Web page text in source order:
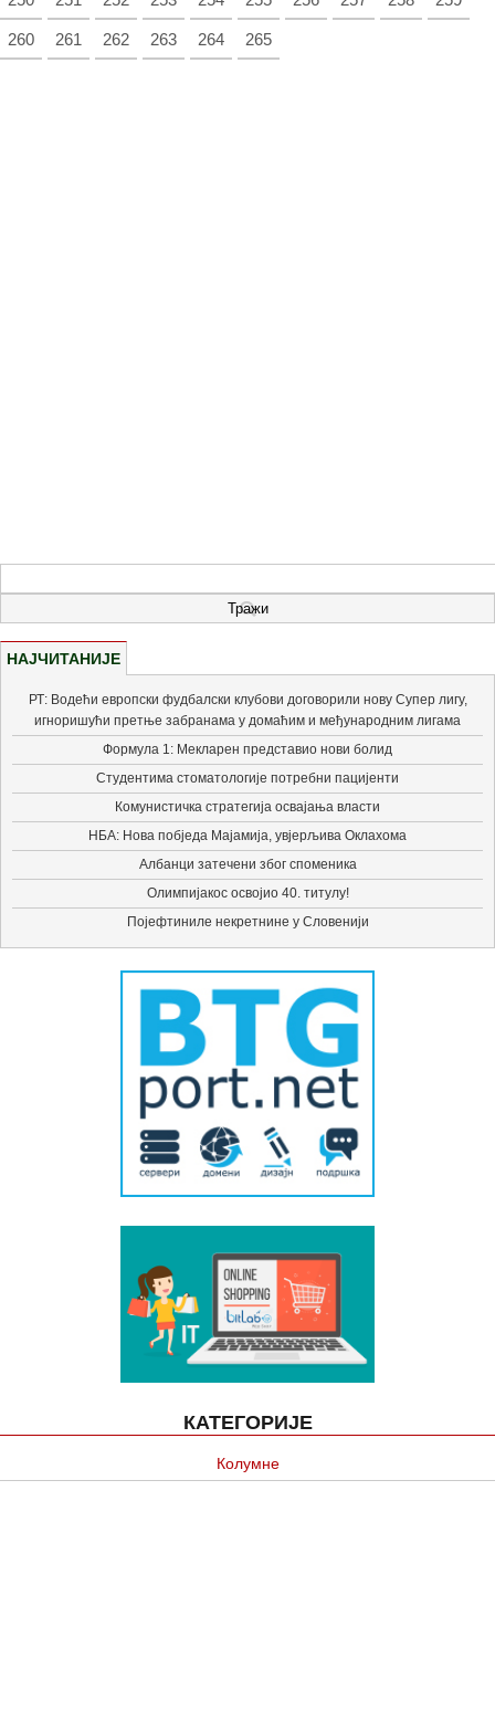
260 261 262 263 264 265
НАЈЧИТАНИЈЕ
РТ: Водећи европски фудбалски клубови договорили нову Супер лигу,
игноришући претње забранама у домаћим и међународним лигама
Формула 1: Мекларен представио нови болид
Студентима стоматологије потребни пацијенти
Комунистичка стратегија освајања власти
НБА: Нова побједа Мајамија, увјерљива Оклахома
Албанци затечени због споменика
Олимпијакос освојио 40. титулу!
Појефтиниле некретнине у Словенији
КАТЕГОРИЈЕ
Колумне